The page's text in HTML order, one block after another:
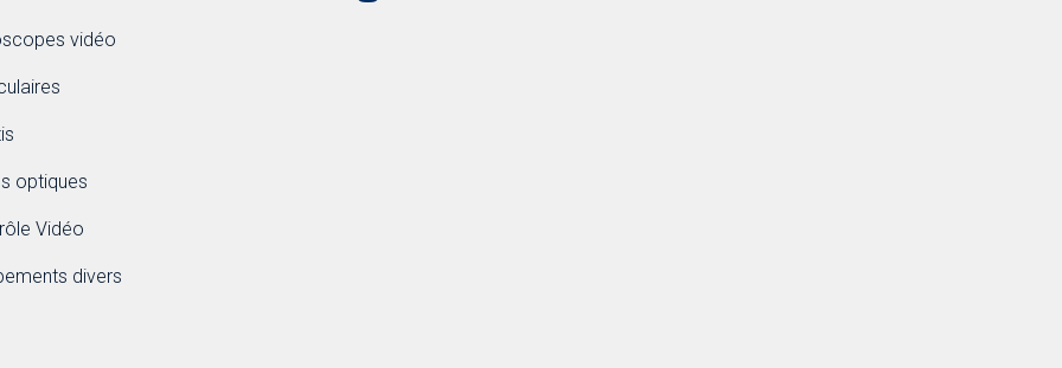
vidéo
optiques
Vidéo
divers